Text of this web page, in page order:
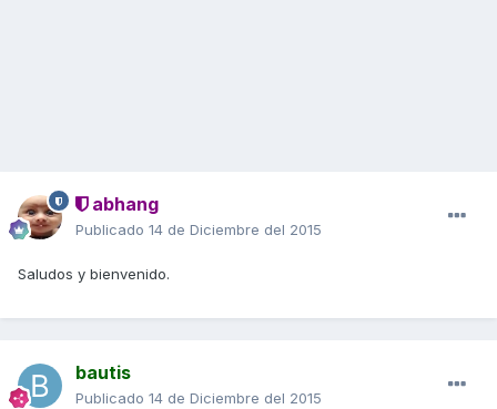
abhang
Publicado 14 de Diciembre del 2015
Saludos y bienvenido.
bautis
Publicado 14 de Diciembre del 2015